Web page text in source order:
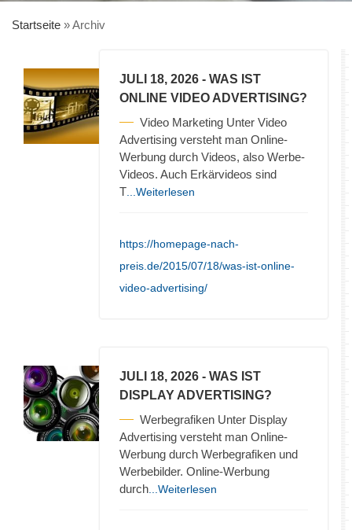
Startseite »Archiv
JULI 18, 2026 - WAS IST
ONLINE VIDEO ADVERTISING?
Video Marketing Unter Video
Advertising versteht man Online-
Werbung durch Videos, also Werbe-
Videos. Auch Erkärvideos sind
T ...Weiterlesen
https://homepage-nach-
preis.de/2015/07/18/was-ist-online-
video-advertising/
JULI 18, 2026 - WAS IST
DISPLAY ADVERTISING?
Werbegrafiken Unter Display
Advertising versteht man Online-
Werbung durch Werbegrafiken und
Werbebilder. Online-Werbung
durch ...Weiterlesen